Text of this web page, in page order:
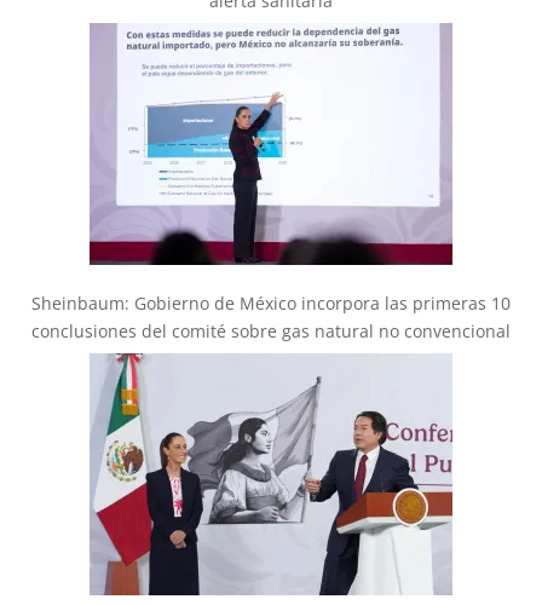
Sheinbaum: Gobierno de México incorpora las primeras 10
conclusiones del comité sobre gas natural no convencional